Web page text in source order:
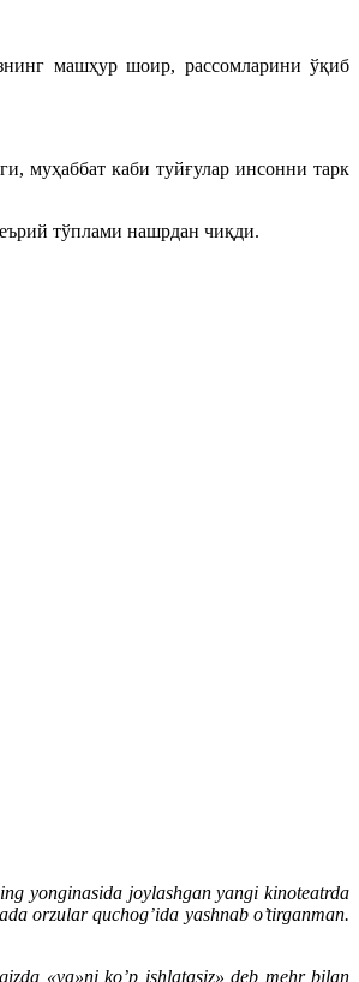
машҳур шоир, рассомларини ўқиб
муҳаббат каби туйғулар инсонни тарк
тўплами нашрдан чиқди.
yonginasida joylashgan yangi kinoteatrda
orzular quchog’ida yashnab o’tirganman.
«va»ni ko’p ishlatasiz» deb mehr bilan